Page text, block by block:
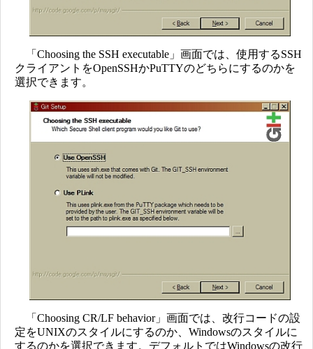
「Choosing the SSH executable」画面では、使用するSSH
クライアントをOpenSSHかPuTTYのどちらにするのかを
選択できます。
「Choosing CR/LF behavior」画面では、改行コードの設
定をUNIXのスタイルにするのか、Windowsのスタイルに
するのかを選択できます。デフォルトではWindowsの改行